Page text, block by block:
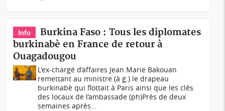
Info
Burkina Faso : Tous les diplomates
burkinabè en France de retour à
Ouagadougou
L'ex-chargé d’affaires Jean Marie Bakouan
remettant au ministre (à g.) le drapeau
burkinabè qui flottait à Paris ainsi que les clés
des locaux de l’ambassade (ph)Près de deux
semaines après...